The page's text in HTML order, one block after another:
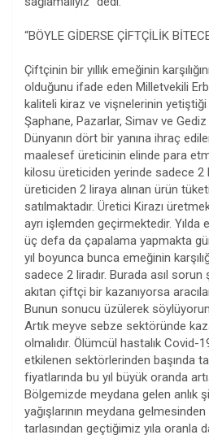
“BÖYLE GİDERSE ÇİFTÇİLİK
Çiftçinin bir yıllık emeğinin
olduğunu ifade eden Milletvekili
kaliteli kiraz ve vişnelerinin
Şaphane, Pazarlar, Simav ve
Dünyanın dört bir yanına ihraç
maalesef üreticinin elinde para
kilosu üreticiden yerinde sadece 2
üreticiden 2 liraya alınan ürün
satılmaktadır. Üretici Kirazı
ayrı işlemden geçirmektedir.
üç defa da çapalama yapmakta
yıl boyunca bunca emeğinin
sadece 2 liradır. Burada asıl sorun
akıtan çiftçi bir kazanıyorsa
Bunun sonucu üzülerek
Artık meyve sebze sektöründe
olmalıdır. Ölümcül hastalık
etkilenen sektörlerinden başında
fiyatlarında bu yıl büyük oranda
Bölgemizde meydana gelen anlık
yağışlarının meydana
tarlasından geçtiğimiz yıla oranla